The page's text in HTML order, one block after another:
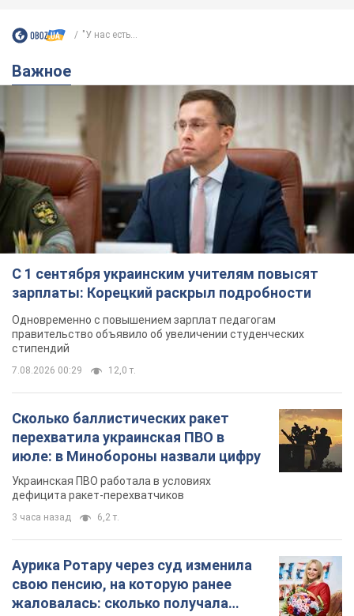
"У нас есть...
Важное
С 1 сентября украинским учителям повысят
зарплаты: Корецкий раскрыл подробности
Одновременно с повышением зарплат педагогам
правительство объявило об увеличении студенческих
стипендий
7.08.2026 00:29 12,0 т.
Сколько баллистических ракет
перехватила украинская ПВО в
июле: в Минобороны назвали цифру
Украинская ПВО работала в условиях
дефицита ракет-перехватчиков
3 часа назад 6,2 т.
Аурика Ротару через суд изменила
свою пенсию, на которую ранее
жаловалась: сколько получала